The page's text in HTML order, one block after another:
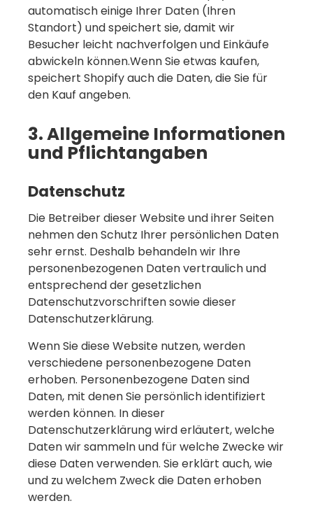
automatisch einige Ihrer Daten (Ihren
Standort) und speichert sie, damit wir
Besucher leicht nachverfolgen und Einkäufe
abwickeln können.Wenn Sie etwas kaufen,
speichert Shopify auch die Daten, die Sie für
den Kauf angeben.
3. Allgemeine Informationen
und Pflichtangaben
Datenschutz
Die Betreiber dieser Website und ihrer Seiten
nehmen den Schutz Ihrer persönlichen Daten
sehr ernst. Deshalb behandeln wir Ihre
personenbezogenen Daten vertraulich und
entsprechend der gesetzlichen
Datenschutzvorschriften sowie dieser
Datenschutzerklärung.
Wenn Sie diese Website nutzen, werden
verschiedene personenbezogene Daten
erhoben. Personenbezogene Daten sind
Daten, mit denen Sie persönlich identifiziert
werden können. In dieser
Datenschutzerklärung wird erläutert, welche
Daten wir sammeln und für welche Zwecke wir
diese Daten verwenden. Sie erklärt auch, wie
und zu welchem Zweck die Daten erhoben
werden.